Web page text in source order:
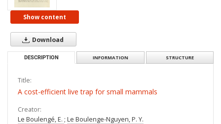
Show content
Download
DESCRIPTION INFORMATION STRUCTURE
Title:
A cost-efficient live trap for small mammals
Creator:
Le Boulengé, E. ; Le Boulenge-Nguyen, P. Y.